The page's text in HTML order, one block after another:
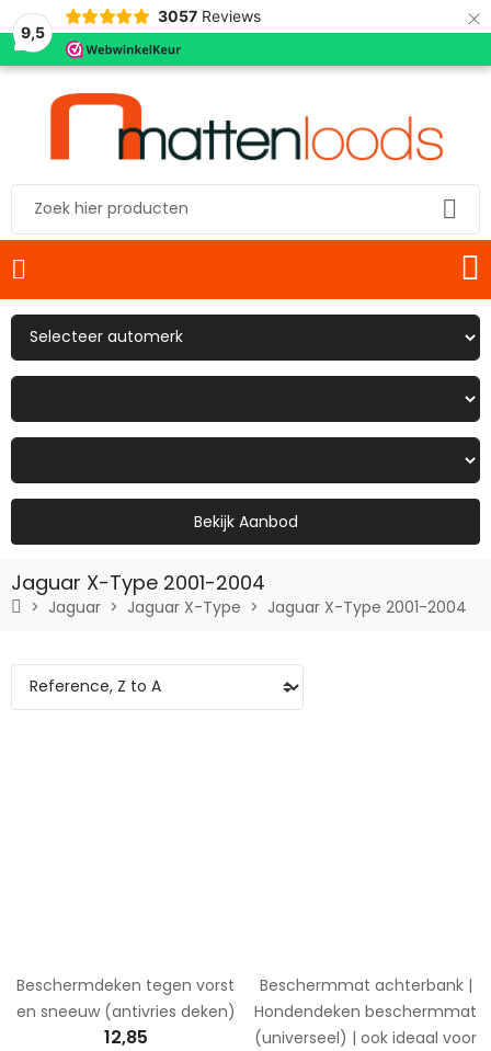
9,5
3057 Reviews ×
Bekijk Aanbod
Jaguar X-Type 2001-2004
Jaguar Jaguar X-Type Jaguar X-Type 2001-2004
Beschermdeken tegen vorst
en sneeuw (antivries deken)
12,85
Beschermmat achterbank |
Hondendeken beschermmat
(universeel) | ook ideaal voor